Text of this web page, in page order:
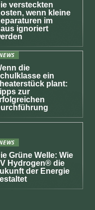
versteckten
wenn kleine
im
ignoriert
die
ein
plant:
zur
Grüne Welle: Wie
Hydrogen® die
der Energie